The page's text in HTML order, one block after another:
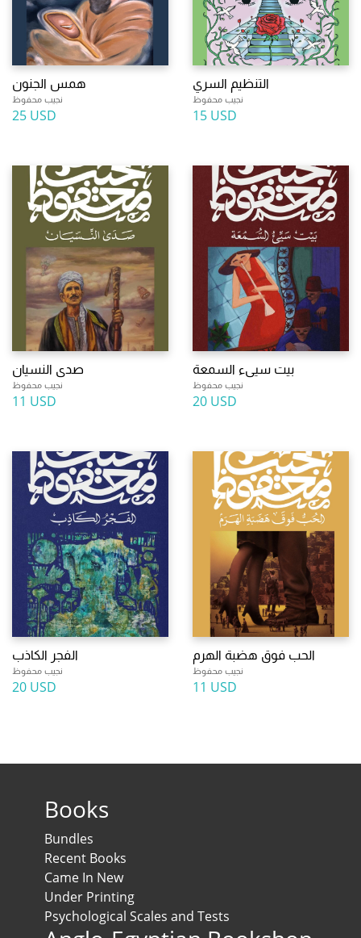
همس الجنون
نجيب محفوظ
25 USD
التنظيم السري
نجيب محفوظ
15 USD
صدى النسيان
نجيب محفوظ
11 USD
بيت سيىء السمعة
نجيب محفوظ
20 USD
الفجر الكاذب
نجيب محفوظ
20 USD
الحب فوق هضبة الهرم
نجيب محفوظ
11 USD
Books
Bundles
Recent Books
Came In New
Under Printing
Psychological Scales and Tests